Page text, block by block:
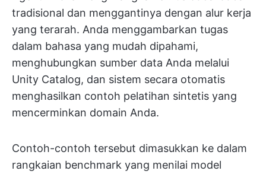
tradisional dan menggantinya dengan alur kerja
yang terarah. Anda menggambarkan tugas
dalam bahasa yang mudah dipahami,
menghubungkan sumber data Anda melalui
Unity Catalog, dan sistem secara otomatis
menghasilkan contoh pelatihan sintetis yang
mencerminkan domain Anda.
Contoh-contoh tersebut dimasukkan ke dalam
rangkaian benchmark yang menilai model